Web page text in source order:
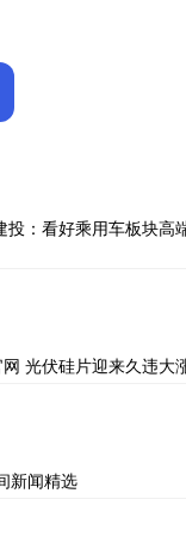
投：看好乘用车板块高
光伏硅片迎来久违大
新闻精选